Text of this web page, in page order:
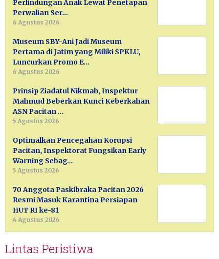
Perlindungan Anak Lewat Penetapan
Perwalian Ser…
6 Agustus 2026
Museum SBY-Ani Jadi Museum
Pertama di Jatim yang Miliki SPKLU,
Luncurkan Promo E…
6 Agustus 2026
Prinsip Ziadatul Nikmah, Inspektur
Mahmud Beberkan Kunci Keberkahan
ASN Pacitan …
5 Agustus 2026
Optimalkan Pencegahan Korupsi
Pacitan, Inspektorat Fungsikan Early
Warning Sebag…
5 Agustus 2026
70 Anggota Paskibraka Pacitan 2026
Resmi Masuk Karantina Persiapan
HUT RI ke-81
4 Agustus 2026
Lintas Peristiwa